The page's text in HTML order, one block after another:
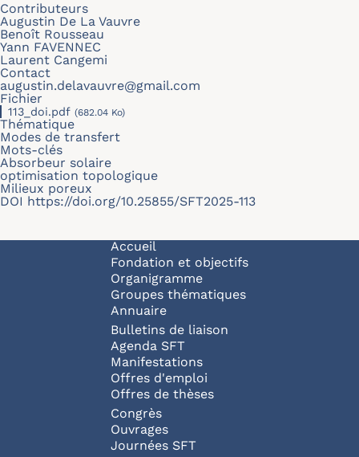
Contributeurs
Augustin De La Vauvre
Benoît Rousseau
Yann FAVENNEC
Laurent Cangemi
Contact
augustin.delavauvre@gmail.com
Fichier
113_doi.pdf (682.04 Ko)
Thématique
Modes de transfert
Mots-clés
Absorbeur solaire
optimisation topologique
Milieux poreux
DOI https://doi.org/10.25855/SFT2025-113
Navigation principale
Accueil
Fondation et objectifs
Organigramme
Groupes thématiques
Annuaire
Bulletins de liaison
Agenda SFT
Manifestations
Offres d'emploi
Offres de thèses
Congrès
Ouvrages
Journées SFT